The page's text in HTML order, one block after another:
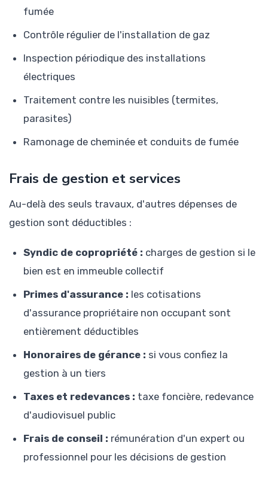
fumée
Contrôle régulier de l'installation de gaz
Inspection périodique des installations
électriques
Traitement contre les nuisibles (termites,
parasites)
Ramonage de cheminée et conduits de fumée
Frais de gestion et services
Au-delà des seuls travaux, d'autres dépenses de
gestion sont déductibles :
Syndic de copropriété : charges de gestion si le
bien est en immeuble collectif
Primes d'assurance : les cotisations
d'assurance propriétaire non occupant sont
entièrement déductibles
Honoraires de gérance : si vous confiez la
gestion à un tiers
Taxes et redevances : taxe foncière, redevance
d'audiovisuel public
Frais de conseil : rémunération d'un expert ou
professionnel pour les décisions de gestion